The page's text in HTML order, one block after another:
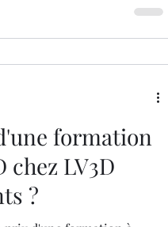
cachés (impressions
formation
chez LV3D
?